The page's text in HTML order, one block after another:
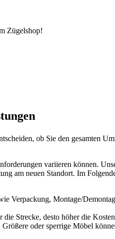
Zügelshop!
ob Sie den gesamten
variieren können.
am neuen Standort. Im
Verpackung, Montage/
Strecke, desto höher die
oder sperrige Möbel